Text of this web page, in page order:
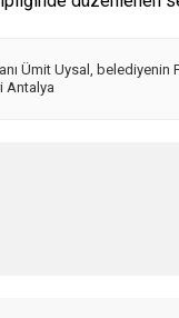
Ümit Uysal belediyenin
Antalya